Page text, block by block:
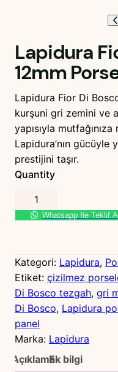
Lapidura
12mm
Lapidura Fior Di
kurşuni gri zemini ve
yapısıyla
Lapidura’nın gücüyle
prestijini taşır.
Quantity
a
d
u
r
a
i
r
Whatsapp İle Teklif Al
Kategori: Lapidura,
Etiket: çizilmez
Di Bosco tezgah, gri
Di Bosco, Lapidura
panel
Marka: Lapidura
AçıklamaEk bilgi